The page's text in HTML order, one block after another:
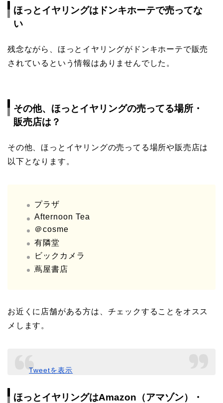
ほっとイヤリングはドンキホーテで売ってな
い
残念ながら、ほっとイヤリングがドンキホーテで販売
されているという情報はありませんでした。
その他、ほっとイヤリングの売ってる場所・
販売店は？
その他、ほっとイヤリングの売ってる場所や販売店は
以下となります。
プラザ
Afternoon Tea
＠cosme
有隣堂
ビックカメラ
蔦屋書店
お近くに店舗がある方は、チェックすることをオスス
メします。
Tweetを表示
ほっとイヤリングはAmazon（アマゾン）・